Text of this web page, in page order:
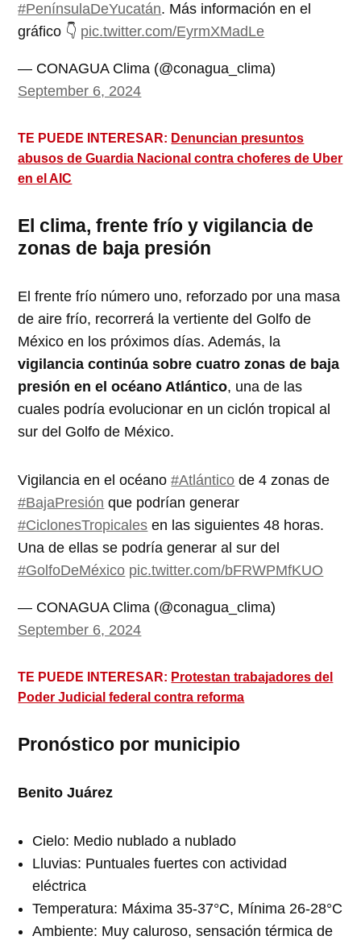
#PenínsulaDeYucatán. Más información en el
gráfico 👇 pic.twitter.com/EyrmXMadLe
— CONAGUA Clima (@conagua_clima)
September 6, 2024
TE PUEDE INTERESAR: Denuncian presuntos
abusos de Guardia Nacional contra choferes de Uber
en el AIC
El clima, frente frío y vigilancia de
zonas de baja presión
El frente frío número uno, reforzado por una masa
de aire frío, recorrerá la vertiente del Golfo de
México en los próximos días. Además, la
vigilancia continúa sobre cuatro zonas de baja
presión en el océano Atlántico, una de las
cuales podría evolucionar en un ciclón tropical al
sur del Golfo de México.
Vigilancia en el océano#Atlántico de 4 zonas de
#BajaPresión que podrían generar
#CiclonesTropicales en las siguientes 48 horas.
Una de ellas se podría generar al sur del
#GolfoDeMéxico pic.twitter.com/bFRWPMfKUO
— CONAGUA Clima (@conagua_clima)
September 6, 2024
TE PUEDE INTERESAR: Protestan trabajadores del
Poder Judicial federal contra reforma
Pronóstico por municipio
Benito Juárez
Cielo: Medio nublado a nublado
Lluvias: Puntuales fuertes con actividad
eléctrica
Temperatura: Máxima 35-37°C, Mínima 26-28°C
Ambiente: Muy caluroso, sensación térmica de